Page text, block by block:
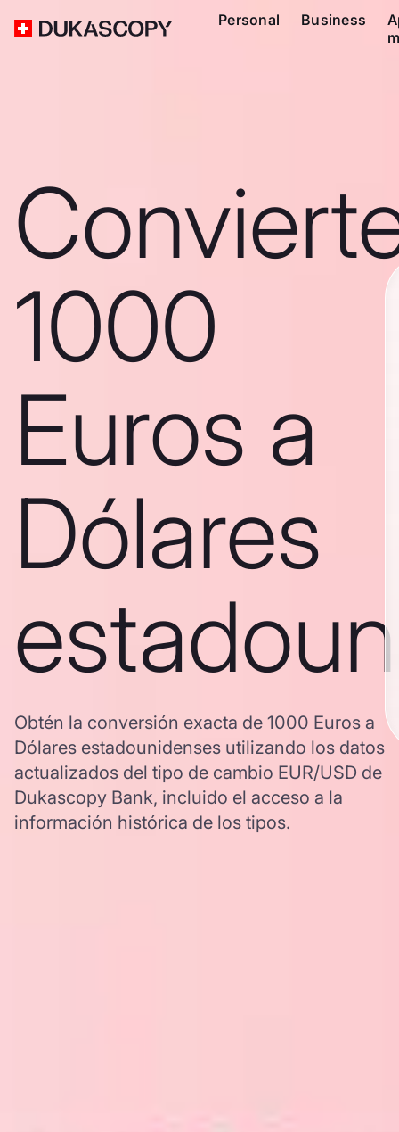
Personal Business
1000
Euros a
Dólares
Obtén la conversión exacta de 1000 Euros a
Dólares estadounidenses utilizando los datos
actualizados del tipo de cambio EUR/USD de
Dukascopy Bank, incluido el acceso a la
información histórica de los tipos.